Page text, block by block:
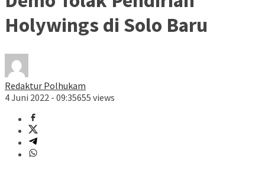
Holywings di Solo Baru
Redaktur Polhukam
4 Juni 2022 - 09:35655 views